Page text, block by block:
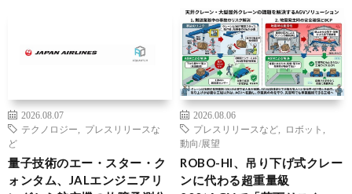
2026.08.07
テクノロジー
プレスリリースな
ど
量子技術のエー・スター・ク
ォンタム、JALエンジニアリ
2026.08.06
プレスリリースなど
ロボット
動向/展望
ROBO-HI、吊り下げ式クレー
ンに代わる超重量級